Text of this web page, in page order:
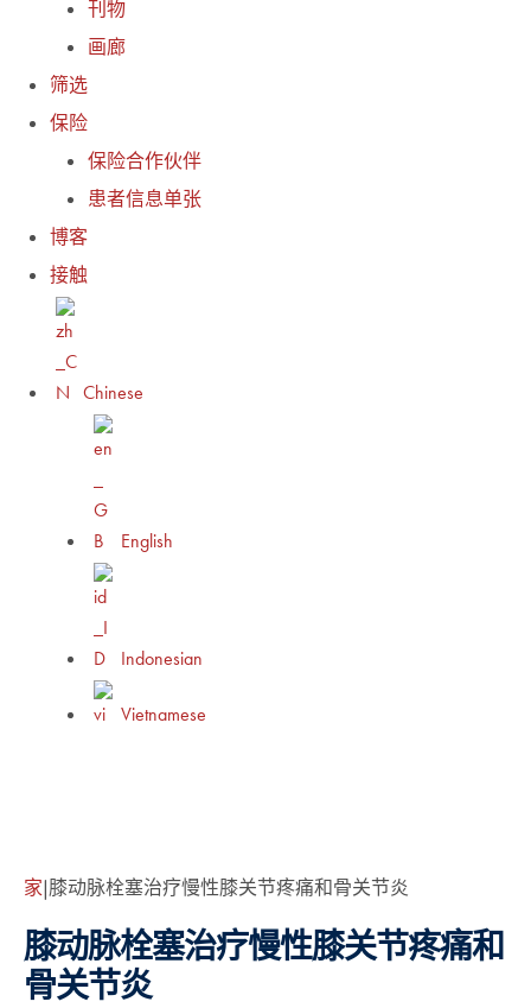
刊物
画廊
筛选
保险
保险合作伙伴
患者信息单张
博客
接触
Chinese
English
Indonesian
Vietnamese
家|膝动脉栓塞治疗慢性膝关节疼痛和骨关节炎
膝动脉栓塞治疗慢性膝关节疼痛和
骨关节炎